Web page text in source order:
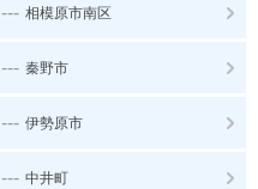
--- 相模原市南区
--- 秦野市
--- 伊勢原市
--- 中井町